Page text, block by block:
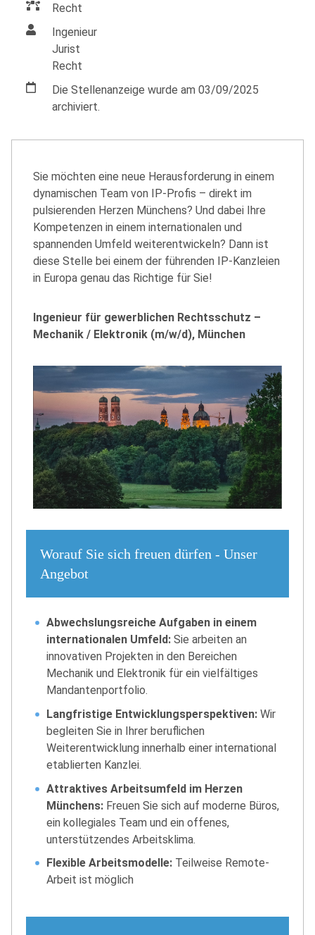
Recht
Ingenieur
Jurist
Recht
Die Stellenanzeige wurde am 03/09/2025
archiviert.
Sie möchten eine neue Herausforderung in einem
dynamischen Team von IP-Profis – direkt im
pulsierenden Herzen Münchens? Und dabei Ihre
Kompetenzen in einem internationalen und
spannenden Umfeld weiterentwickeln? Dann ist
diese Stelle bei einem der führenden IP-Kanzleien
in Europa genau das Richtige für Sie!
Ingenieur für gewerblichen Rechtsschutz –
Mechanik / Elektronik (m/w/d), München
Worauf Sie sich freuen dürfen - Unser
Angebot
Abwechslungsreiche Aufgaben in einem
internationalen Umfeld: Sie arbeiten an
innovativen Projekten in den Bereichen
Mechanik und Elektronik für ein vielfältiges
Mandantenportfolio.
Langfristige Entwicklungsperspektiven: Wir
begleiten Sie in Ihrer beruflichen
Weiterentwicklung innerhalb einer international
etablierten Kanzlei.
Attraktives Arbeitsumfeld im Herzen
Münchens: Freuen Sie sich auf moderne Büros,
ein kollegiales Team und ein offenes,
unterstützendes Arbeitsklima.
Flexible Arbeitsmodelle: Teilweise Remote-
Arbeit ist möglich